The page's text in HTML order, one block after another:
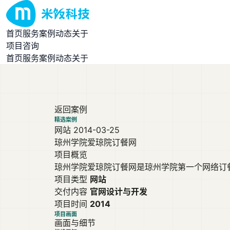
首页服务案例动态关于
项目咨询
首页服务案例动态关于
返回案例
精选案例
网站 2014-03-25
琼州学院爱琼院订餐网
项目概览
琼州学院爱琼院订餐网是琼州学院第一个网络订
项目类型 网站
交付内容 官网设计与开发
项目时间 2014
项目画面
画面与细节